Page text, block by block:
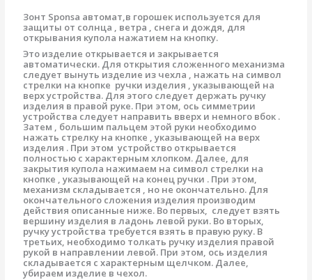
Зонт Sponsa автомат,в горошек используется для
защиты от солнца , ветра , снега и дождя, для
открывания купола нажатием на кнопку.
Это изделие открывается и закрывается
автоматически. Для открытия сложенного механизма
следует вынуть изделие из чехла , нажать на символ
стрелки на кнопке ручки изделия , указывающей на
верх устройства. Для этого следует держать ручку
изделия в правой руке. При этом, ось симметрии
устройства следует направить вверх и немного вбок .
Затем , большим пальцем этой руки необходимо
нажать стрелку на кнопке , указывающей на верх
изделия . При этом устройство открывается
полностью с характерным хлопком. Далее, для
закрытия купола нажимаем на символ стрелки на
кнопке , указывающей на конец ручки . При этом,
механизм складывается , но не окончательно. Для
окончательного сложения изделия производим
действия описанные ниже. Во первых, следует взять
вершину изделия в ладонь левой руки. Во вторых,
ручку устройства требуется взять в правую руку. В
третьих, необходимо толкать ручку изделия правой
рукой в направлении левой. При этом, ось изделия
складывается с характерным щелчком. Далее,
убираем изделие в чехол.